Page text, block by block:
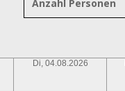
Anzahl Personen
Di, 04.08.2026